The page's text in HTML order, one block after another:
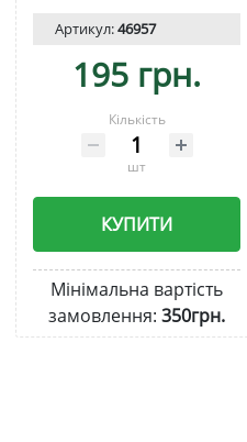
Артикул:46957
195 грн.
Кількість
шт
КУПИТИ
Мінімальна вартість
замовлення: 350грн.